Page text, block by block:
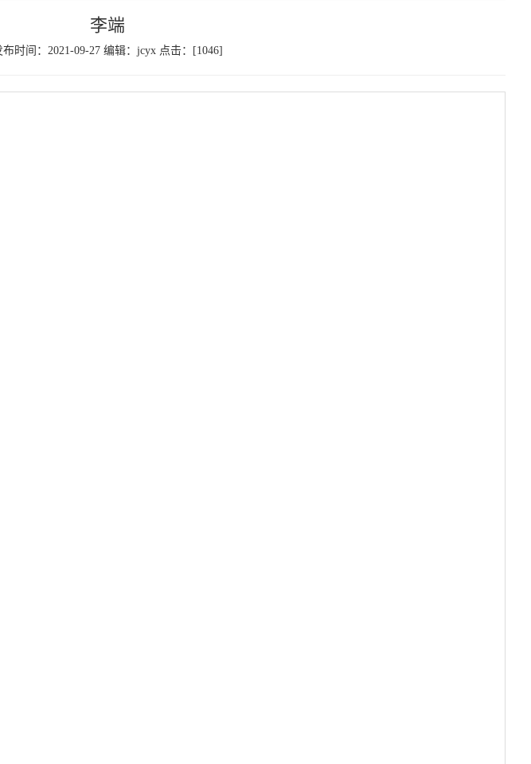
李端
布时间：2021-09-27 编辑：jcyx 点击：[1046]